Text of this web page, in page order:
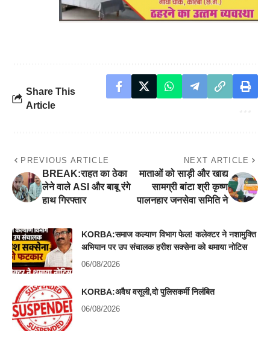
Share This
Article
PREVIOUS ARTICLE
BREAK:राहत का ठेका
लेने वाले ASI और बाबू रंगे
हाथ गिरफ्तार
NEXT ARTICLE
माताओं को साड़ी और खाद्य
सामग्री बांटा श्री कृष्ण
पालनहार जनसेवा समिति ने
KORBA:समाज कल्याण विभाग फेल! कलेक्टर ने नशामुक्ति
अभियान पर उप संचालक हरीश सक्सेना को थमाया नोटिस
06/08/2026
KORBA:अवैध वसूली,दो पुलिसकर्मी निलंबित
06/08/2026